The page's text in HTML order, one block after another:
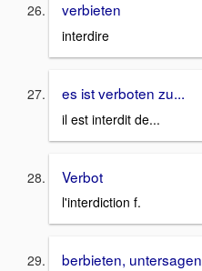
verbieten
interdire
es ist verboten zu...
il est interdit de...
Verbot
l'interdiction f.
berbieten, untersagen